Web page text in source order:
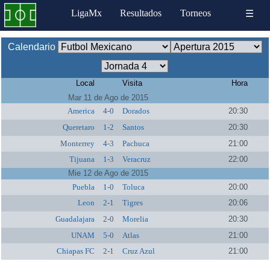
LigaMx Resultados Torneos ☰
Calendario
Local Visita
Hora
Mar 11 de Ago de 2015
America
4-0 Dorados
20:30
Queretaro
1-2 Santos
20:30
Monterrey
4-3 Pachuca
21:00
Tijuana
1-3 Veracruz
22:00
Mie 12 de Ago de 2015
Puebla
1-0 Toluca
20:00
Leon
2-1 Tigres
20:06
Guadalajara
2-0 Morelia
20:30
UNAM
5-0 Atlas
21:00
Chiapas FC
2-1 Cruz Azul 21:00